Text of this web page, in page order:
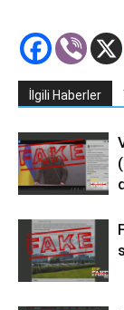
İlgili Haberler